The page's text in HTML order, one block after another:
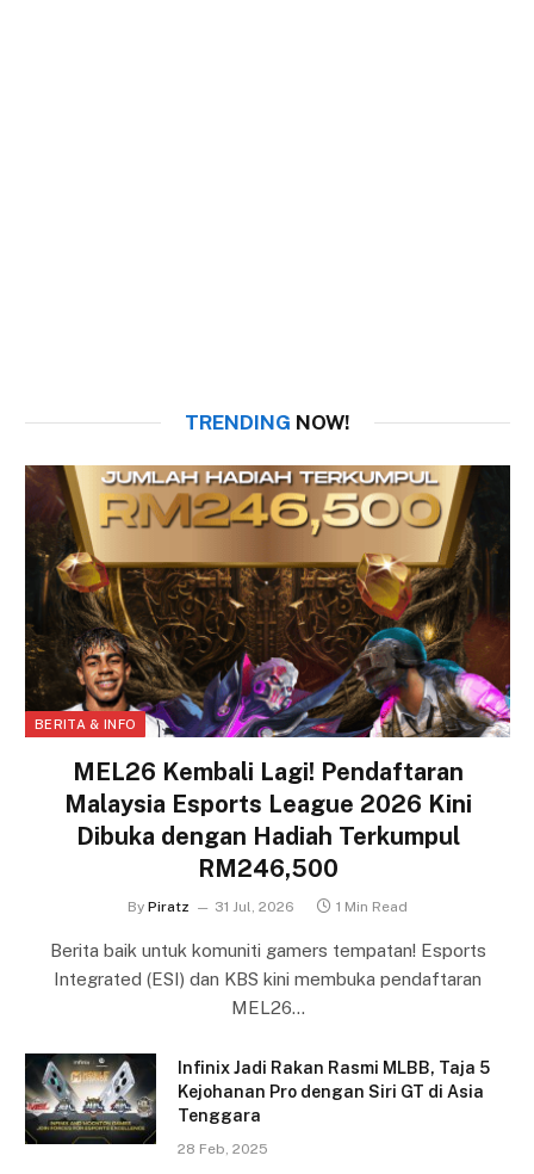
TRENDING NOW!
BERITA & INFO
MEL26 Kembali Lagi! Pendaftaran
Malaysia Esports League 2026 Kini
Dibuka dengan Hadiah Terkumpul
RM246,500
By Piratz 31 Jul, 2026 1 Min Read
Berita baik untuk komuniti gamers tempatan! Esports
Integrated (ESI) dan KBS kini membuka pendaftaran
MEL26…
Infinix Jadi Rakan Rasmi MLBB, Taja 5
Kejohanan Pro dengan Siri GT di Asia
Tenggara
28 Feb, 2025